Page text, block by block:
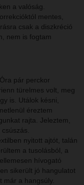
a valóság.
mentes,
csak a diszkréció
nem is fogtam
pár perckor
türelmes volt, meg
is. Utálok késni,
éreztem
rajta. Jeleztem,
nyitott ajtót, talán
a tusolásból, a
hívogató
sikerült jó hangulatot
már a hangsúly.